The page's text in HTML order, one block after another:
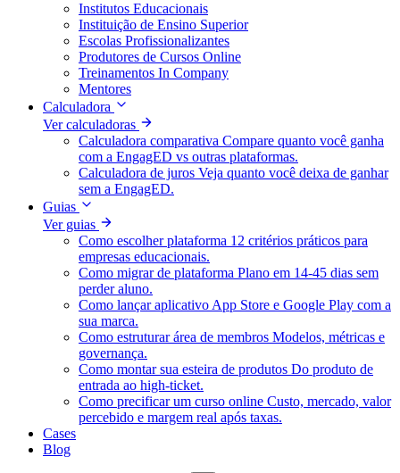
Institutos Educacionais
Instituição de Ensino Superior
Escolas Profissionalizantes
Produtores de Cursos Online
Treinamentos In Company
Mentores
Calculadora
Ver calculadoras
Calculadora comparativa Compare quanto você ganha
com a EngagED vs outras plataformas.
Calculadora de juros Veja quanto você deixa de ganhar
sem a EngagED.
Guias
Ver guias
Como escolher plataforma 12 critérios práticos para
empresas educacionais.
Como migrar de plataforma Plano em 14-45 dias sem
perder aluno.
Como lançar aplicativo App Store e Google Play com a
sua marca.
Como estruturar área de membros Modelos, métricas e
governança.
Como montar sua esteira de produtos Do produto de
entrada ao high-ticket.
Como precificar um curso online Custo, mercado, valor
percebido e margem real após taxas.
Cases
Blog